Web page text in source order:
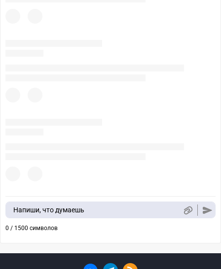
Напиши, что думаешь
0 / 1500 символов